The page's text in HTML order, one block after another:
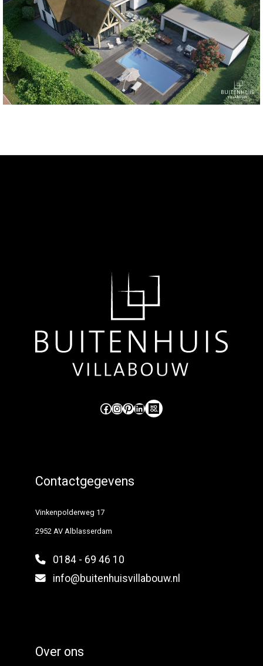
Like ons op Facebook (externe link) Volg ons op Instagram (externe link) Pinterest LinkedIn Hoog Design.
Contactgegevens
Vinkenpolderweg 17
2952 AV Alblasserdam
0184 - 69 46 10
info@buitenhuisvillabouw.nl
Over ons